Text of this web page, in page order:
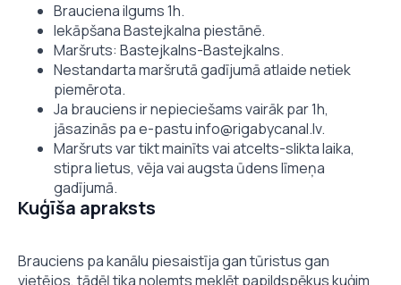
Kuģīša apraksts
Brauciens pa kanālu piesaistīja gan tūristus gan
vietējos, tādēļ tika nolemts meklēt papildspēkus kuģim
Brauciena ilgums 1h.
Iekāpšana Bastejkalna piestānē.
Maršruts: Bastejkalns-Bastejkalns.
Nestandarta maršrutā gadījumā atlaide netiek
piemērota.
Ja brauciens ir nepieciešams vairāk par 1h,
jāsazinās pa e-pastu info@rigabycanal.lv.
Maršruts var tikt mainīts vai atcelts-slikta laika,
stipra lietus, vēja vai augsta ūdens līmeņa
gadījumā.